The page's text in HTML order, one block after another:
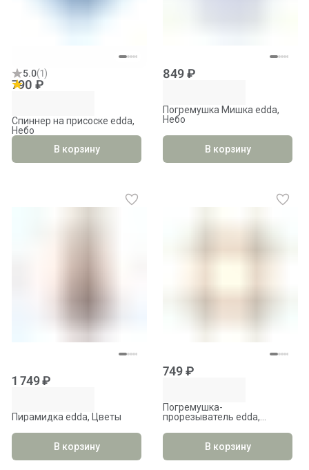
5.0(1)
790 ₽
Спиннер на присоске edda,
Небо
В корзину
849 ₽
Погремушка Мишка edda,
Небо
В корзину
1 749 ₽
Пирамидка edda, Цветы
В корзину
749 ₽
Погремушка-
прорезыватель edda,
В корзину